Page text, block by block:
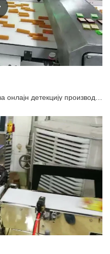
Детектор метала је применљив за онлајн детекцију производа у упакованим и неупакованим, а детектује нечистоће црних метала (Фе), нечистоће обојених метала (бакар, алуминијум) и нерђајућег челика како би спречио њихов улазак у производ.Препоручена употреба детектора метала1. Функција одабира фреквенције, две фреквенције се могу изабрати да одговарају различитим производима2. Систем двоструке детекције обезбеђује да Фе и Сус постигну најбољу осетљивост3. Функција аутоматског баланса осигурава стабилну детекцију